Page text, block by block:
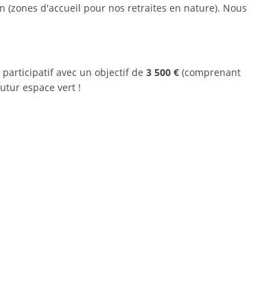
d'accueil pour nos retraites en nature). Nous
avec un objectif de 3 500 € (comprenant
espace vert !